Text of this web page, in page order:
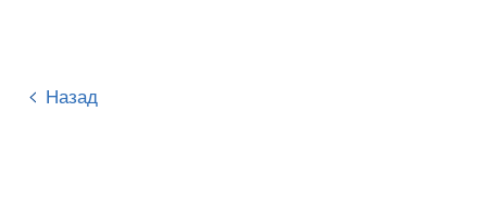
Назад